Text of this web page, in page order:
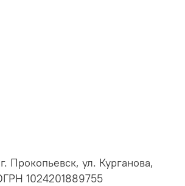
Прокопьевск, ул. Курганова,
1024201889755